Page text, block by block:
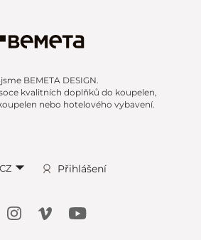
BEMETA DESIGN.
kvalitních doplňků do koupelen,
nebo hotelového vybavení.
CZ Přihlášení